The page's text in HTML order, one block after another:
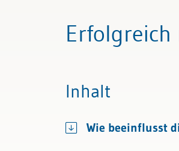
Management
Finanzen & Steuern
Recht
Inhalt
Wie beeinflusst